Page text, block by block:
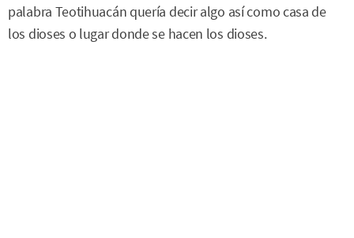
palabra Teotihuacán quería decir algo así como casa de
los dioses o lugar donde se hacen los dioses.